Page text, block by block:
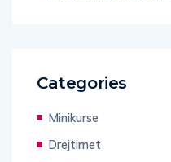
Categories
Minikurse
Drejtimet